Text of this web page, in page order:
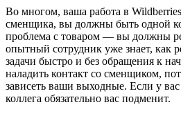
Во многом, ваша работа в Wildberries
сменщика, вы должны быть одной
проблема с товаром — вы должны
опытный сотрудник уже знает, как
задачи быстро и без обращения к
наладить контакт со сменщиком,
зависеть ваши выходные. Если у
коллега обязательно вас подменит.